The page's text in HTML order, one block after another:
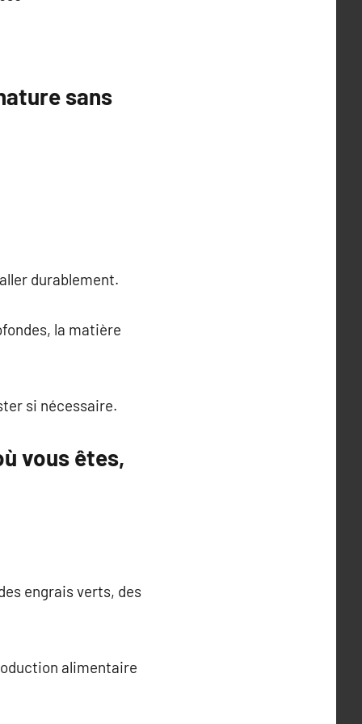
sans
durablement.
la matière
si nécessaire.
vous êtes,
engrais verts, des
alimentaire